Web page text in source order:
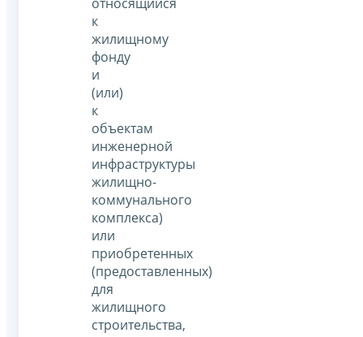
к
жилищному
фонду
и
(или)
к
объектам
инженерной
инфраструктуры
жилищно-
коммунального
комплекса)
или
приобретенных
(предоставленных)
для
жилищного
строительства,